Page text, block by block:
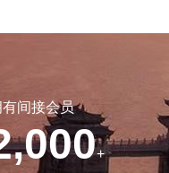
有间接会员
+